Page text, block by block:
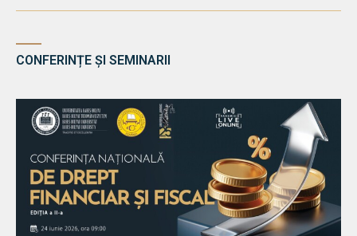
CONFERINȚE ȘI SEMINARII